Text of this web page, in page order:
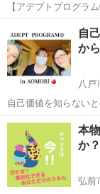
【アデプトプログラム®️、その後】 最古の
御縁を頂き有難うございました💝 『なんと
アデプト後、腑に落ちました！ 納得してないル
事に縛...
自
か
八戸
自己価値を知らない
テリジェンス 【アデ
https://ameblo.jp/
青森 八戸市
本
か
弘前